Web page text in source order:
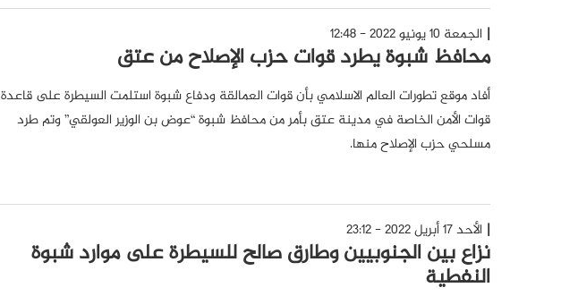
الجمعة 10 يونيو 2022 - 12:48
محافظ شبوة يطرد قوات حزب الإصلاح من عتق
أفاد موقع تطورات العالم الاسلامي بأن قوات العمالقة ودفاع شبوة استلمت السيطرة على قاعدة
قوات الأمن الخاصة في مدينة عتق بأمر من محافظ شبوة “عوض بن الوزير العولقي” وتم طرد
مسلحي حزب الإصلاح منها.
الأحد 17 أبريل 2022 - 23:12
نزاع بين الجنوبيين وطارق صالح للسيطرة على موارد شبوة
النفطية